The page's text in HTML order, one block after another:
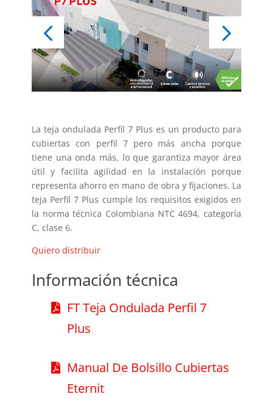
La teja ondulada Perfil 7 Plus es un producto para
cubiertas con perfil 7 pero más ancha porque
tiene una onda más, lo que garantiza mayor área
útil y facilita agilidad en la instalación porque
representa ahorro en mano de obra y fijaciones. La
teja Perfil 7 Plus cumple los requisitos exigidos en
la norma técnica Colombiana NTC 4694, categoría
C, clase 6.
Quiero distribuir
Información técnica
FT Teja Ondulada Perfil 7
Plus
Manual De Bolsillo Cubiertas
Eternit